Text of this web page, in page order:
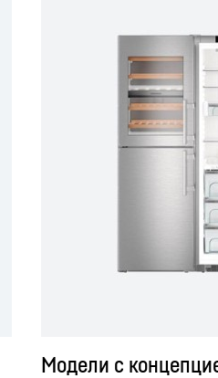
Модели с